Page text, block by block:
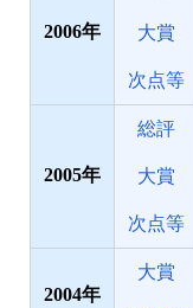
2006 大賞
次点等
2005
総評
大賞
次点等
2004
大賞